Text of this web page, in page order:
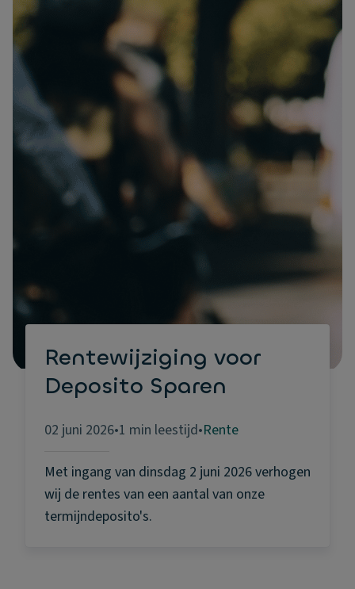
Rentewijziging voor
Deposito Sparen
02 juni 2026•1 min leestijd•Rente
Met ingang van dinsdag 2 juni 2026 verhogen
wij de rentes van een aantal van onze
termijndeposito's.